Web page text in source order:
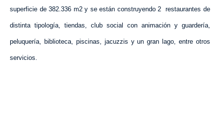
superficie de382.336 m2y se están construyendo 2 restaurantes de
distinta tipología, tiendas, club social con animación y guardería,
peluquería, biblioteca, piscinas, jacuzzis y un gran lago, entre otros
servicios.